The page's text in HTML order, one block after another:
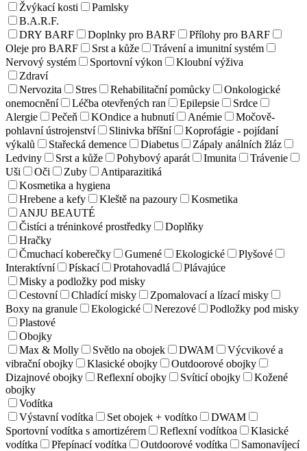
Žvýkací kosti
Pamlsky
B.A.R.F.
DRY BARF
Doplnky pro BARF
Přílohy pro BARF
Oleje pro BARF
Srst a kůže
Trávení a imunitní systém
Nervový systém
Sportovní výkon
Kloubní výživa
Zdraví
Nervozita
Stres Rehabilitační pomůcky
Onkologické
onemocnění
Léčba otevřených ran Epilepsie
Srdce
Alergie
Pečeň KOndice a hubnutí Anémie
Močově-
pohlavní ústrojenství
Slinivka bříšní
Koprofágie - pojídaní
výkalů
Stařecká demence Diabetus
Zápaly análních žláz
Ledviny
Srst a kůže Pohybový aparát Imunita
Trávenie
Uši
Oči Zuby
Antiparazitiká
Kosmetika a hygiena
Hrebene a kefy
Kleště na pazoury
Kosmetika
ANJU BEAUTÉ
Čistíci a tréninkové prostředky
Doplňky
Hračky
Čmuchací koberečky
Gumené Ekologické
Plyšové
Interaktívní
Pískací Protahovadlá
Plávajúce
Misky a podložky pod misky
Cestovní
Chladící misky
Zpomalovací a lízací misky
Boxy na granule
Ekologické Nerezové
Podložky pod misky
Plastové
Obojky
Max & Molly
Světlo na obojek DWAM
Výcvikové a
vibrační obojky
Klasické obojky
Outdoorové obojky
Dizajnové obojky
Reflexní obojky Svíticí obojky
Kožené
obojky
Vodítka
Výstavní vodítka
Set obojek + vodítko
DWAM
Sportovní vodítka s amortizérem
Reflexní vodítkoa
Klasické
vodítka
Přepínací vodítka Outdoorové vodítka
Samonavíjecí